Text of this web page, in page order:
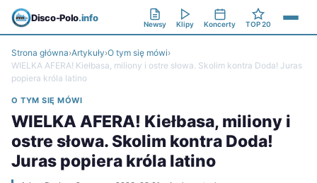
Disco-Polo.info
Newsy Klipy Koncerty TOP 20
Strona główna›Artykuły›O tym się mówi›
WIELKA AFERA! Kiełbasa, miliony i ostre słowa. Skolim kontra Doda! Juras
popiera króla latino
O TYM SIĘ MÓWI
WIELKA AFERA! Kiełbasa, miliony i
ostre słowa. Skolim kontra Doda!
Juras popiera króla latino